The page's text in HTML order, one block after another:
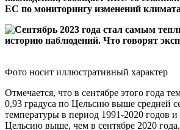
ЕС по мониторингу изменений
Фото носит иллюстративный характер
Отмечается, что в сентябре этого года
0,93 градуса по Цельсию выше средней
температуры в период 1991-2020 годов и
Цельсию выше, чем в сентябре 2020